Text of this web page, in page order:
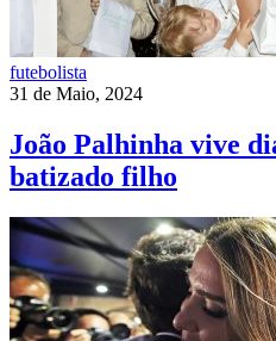
futebolista
31 de Maio, 2024
João Palhinha vive
batizado filho